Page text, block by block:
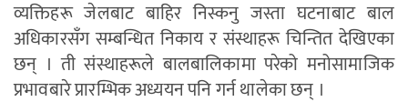
व्यक्तिहरू जेलबाट बाहिर निस्कनु जस्ता घटनाबाट बाल
अधिकारसँग सम्बन्धित निकाय र संस्थाहरू चिन्तित देखिएका
छन् । ती संस्थाहरूले बालबालिकामा परेको मनोसामाजिक
प्रभावबारे प्रारम्भिक अध्ययन पनि गर्न थालेका छन् ।